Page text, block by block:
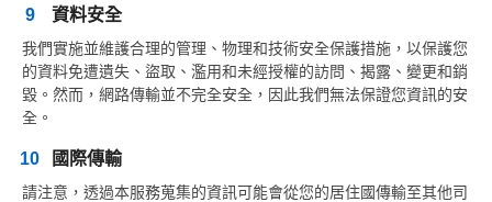
9 資料安全
我們實施並維護合理的管理、物理和技術安全保護措施，以保護您
的資料免遭遺失、盜取、濫用和未經授權的訪問、揭露、變更和銷
毀。然而，網路傳輸並不完全安全，因此我們無法保證您資訊的安
全。
10 國際傳輸
請注意，透過本服務蒐集的資訊可能會從您的居住國傳輸至其他司